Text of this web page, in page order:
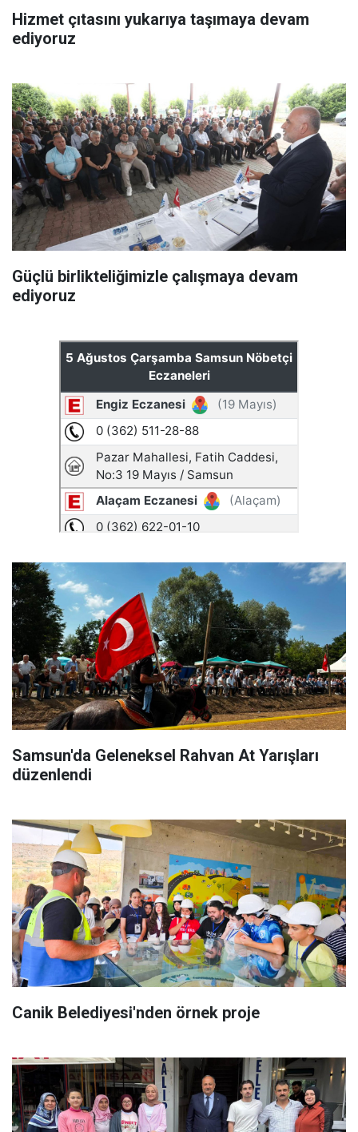
Hizmet çıtasını yukarıya taşımaya devam
ediyoruz
Güçlü birlikteliğimizle çalışmaya devam
ediyoruz
Samsun'da Geleneksel Rahvan At Yarışları
düzenlendi
Canik Belediyesi'nden örnek proje